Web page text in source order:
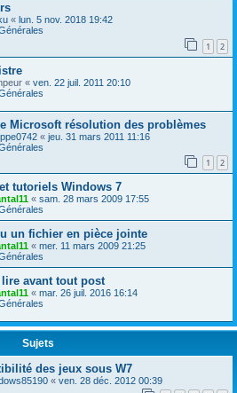
« lun. 5 nov. 2018 19:42
1 2
« ven. 22 juil. 2011 20:10
Microsoft résolution des problèmes
« jeu. 31 mars 2011 11:16
1 2
tutoriels Windows 7
« sam. 28 mars 2009 17:55
un fichier en pièce jointe
« mer. 11 mars 2009 21:25
avant tout post
« mar. 26 juil. 2016 16:14
Sujets
des jeux sous W7
« ven. 28 déc. 2012 00:39